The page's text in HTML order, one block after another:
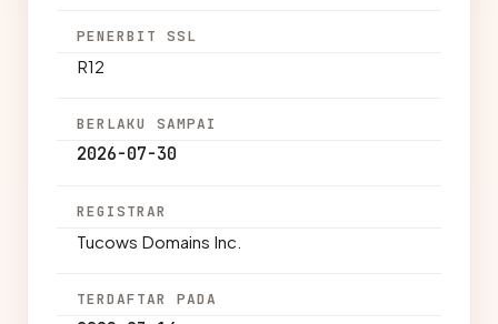
PENERBIT SSL
R12
BERLAKU SAMPAI
2026-07-30
REGISTRAR
Tucows Domains Inc.
TERDAFTAR PADA